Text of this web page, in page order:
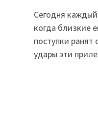
Сегодня
когда близкие
поступки ранят
удары эти